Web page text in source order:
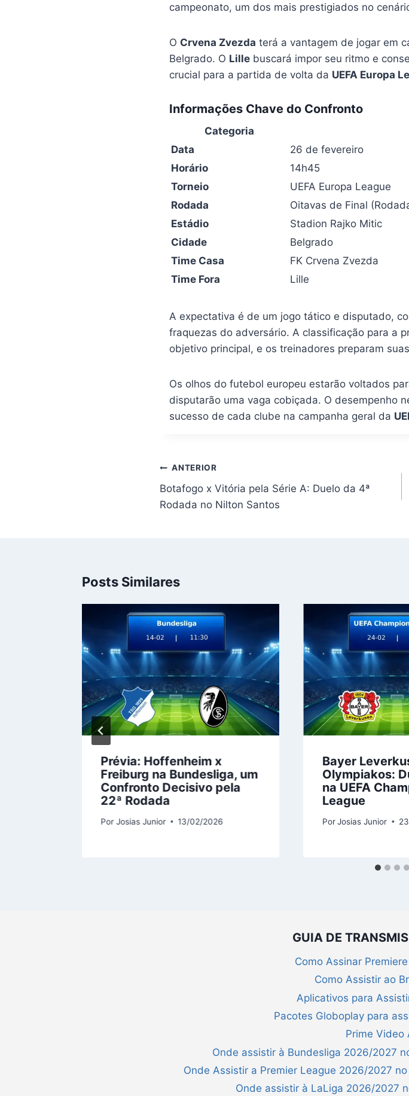
campeonato, um dos mais prestigiados no
O Crvena Zvezda terá a vantagem de jogar em
Belgrado. O Lillebuscará impor seu ritmo e
crucial para a partida de volta da UEFA Europa
Informações Chave do Confronto
Categoria
Data
26 de fevereiro
Horário
14h45
Torneio
UEFA Europa League
Rodada
Oitavas de Final
Estádio
Stadion Rajko Mitic
Cidade
Belgrado
Time Casa
FK Crvena Zvezda
Time Fora
Lille
A expectativa é de um jogo tático e disputado,
fraquezas do adversário. A classificação para a
objetivo principal, e os treinadores preparam
Os olhos do futebol europeu estarão voltados
disputarão uma vaga cobiçada. O desempenho
sucesso de cada clube na campanha geral da
Navegação
de
Post
ANTERIOR
Botafogo x Vitória pela Série A: Duelo da 4ª
Rodada no Nilton Santos
Posts Similares
Prévia: Hoffenheim x
Freiburg na Bundesliga, um
Confronto Decisivo pela
22ª Rodada
PorJosias Junior 13/02/2026
Bayer
Olympiakos:
na UEFA
League
PorJosias Junior
GUIA DE
Como Assinar
Como Assistir ao
Aplicativos para
Pacotes Globoplay para
Prime Video
Onde assistir à Bundesliga 2026/2027
Onde Assistir a Premier League 2026/2027
Onde assistir à LaLiga 2026/2027